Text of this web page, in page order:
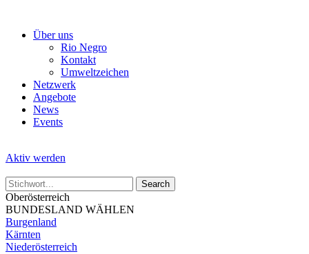
Über uns
Rio Negro
Kontakt
Umweltzeichen
Netzwerk
Angebote
News
Events
Aktiv werden
Oberösterreich
BUNDESLAND WÄHLEN
Burgenland
Kärnten
Niederösterreich